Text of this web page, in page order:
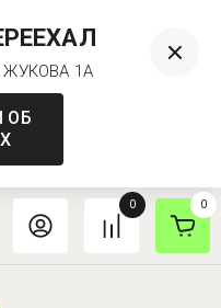
1А
ОБ
0
0